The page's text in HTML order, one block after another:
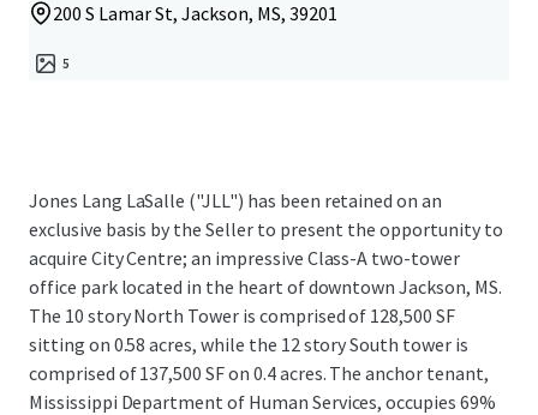
200 S Lamar St, Jackson, MS, 39201
5
Jones Lang LaSalle ("JLL") has been retained on an
exclusive basis by the Seller to present the opportunity to
acquire City Centre; an impressive Class-A two-tower
office park located in the heart of downtown Jackson, MS.
The 10 story North Tower is comprised of 128,500 SF
sitting on 0.58 acres, while the 12 story South tower is
comprised of 137,500 SF on 0.4 acres. The anchor tenant,
Mississippi Department of Human Services, occupies 69%